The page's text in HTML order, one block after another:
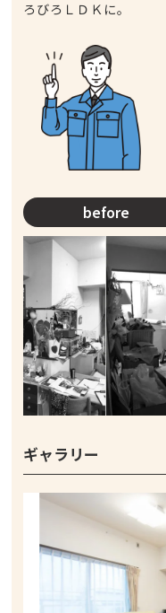
ろびろＬＤＫに。
before
ギャラリー